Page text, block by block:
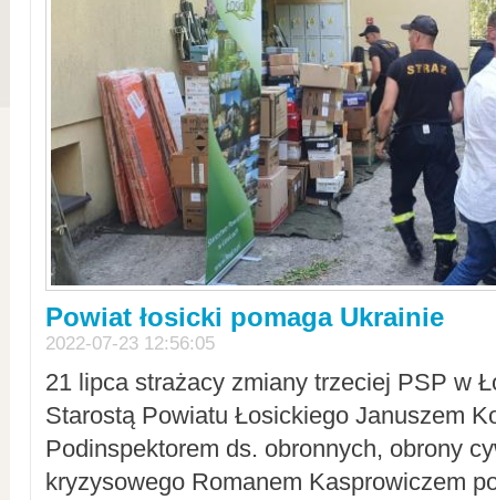
Powiat łosicki pomaga Ukrainie
2022-07-23 12:56:05
21 lipca strażacy zmiany trzeciej PSP w
Starostą Powiatu Łosickiego Januszem
Podinspektorem ds. obronnych, obrony
kryzysowego Romanem Kasprowiczem